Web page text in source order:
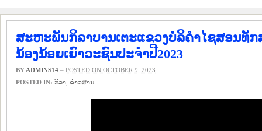
ສະຫະພັນກິລາບານເຕະແຂວງບໍລິຄຳໄຊສອນທັ
ນ້ອງນ້ອຍເຍົາວະຊົນປະຈຳປີ2023
BY ADMINS14 – POSTED ON OCTOBER 9, 2023
POSTED IN: ​ກິ​ລາ ​ຂ່າວ​ສານ